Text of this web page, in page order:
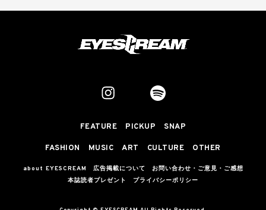
FEATURE PICKUP SNAP
FASHION MUSIC ART CULTURE OTHER
about EYESCREAM 広告掲載について
お問い合わせ・ご意見・ご感想
本誌読者プレゼント
プライバシーポリシー